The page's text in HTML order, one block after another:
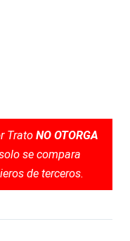
Trato NO OTORGA
se compara
de terceros.